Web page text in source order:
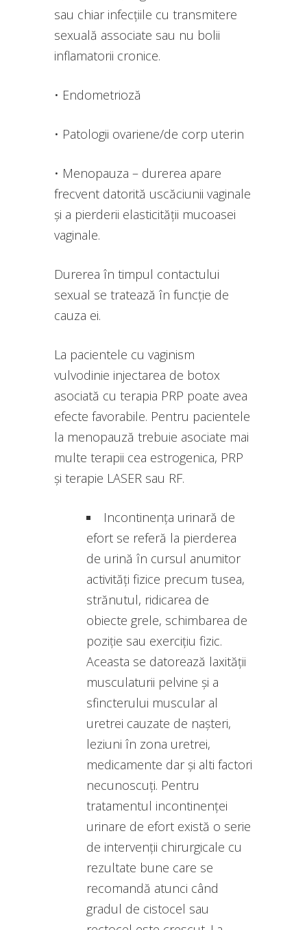
sau chiar infecțiile cu transmitere
sexuală associate sau nu bolii
inflamatorii cronice.
• Endometrioză
• Patologii ovariene/de corp uterin
• Menopauza – durerea apare
frecvent datorită uscăciunii vaginale
și a pierderii elasticității mucoasei
vaginale.
Durerea în timpul contactului
sexual se tratează în funcție de
cauza ei.
La pacientele cu vaginism
vulvodinie injectarea de botox
asociată cu terapia PRP poate avea
efecte favorabile. Pentru pacientele
la menopauză trebuie asociate mai
multe terapii cea estrogenica, PRP
și terapie LASER sau RF.
Incontinența urinară de
efort se referă la pierderea
de urină în cursul anumitor
activități fizice precum tusea,
strănutul, ridicarea de
obiecte grele, schimbarea de
poziție sau exercițiu fizic.
Aceasta se datorează laxității
musculaturii pelvine și a
sfincterului muscular al
uretrei cauzate de nașteri,
leziuni în zona uretrei,
medicamente dar și alti factori
necunoscuți. Pentru
tratamentul incontinenței
urinare de efort există o serie
de intervenții chirurgicale cu
rezultate bune care se
recomandă atunci când
gradul de cistocel sau